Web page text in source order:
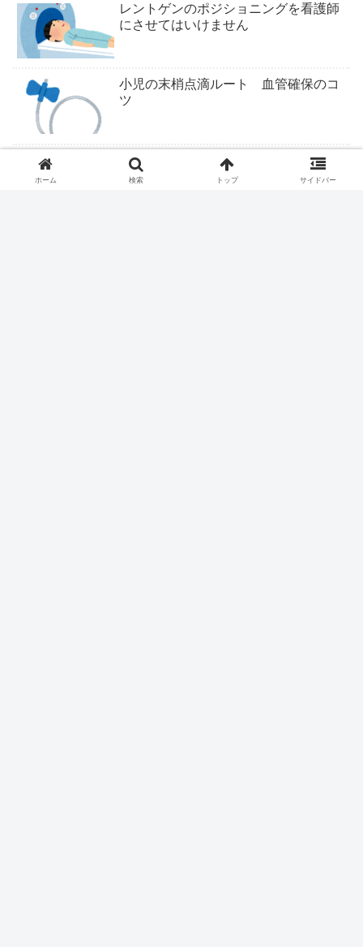
レントゲンのポジショニングを看護師
にさせてはいけません
小児の末梢点滴ルート 血管確保のコ
ツ
ついにくるか医学部定員削減
ホーム 検索 トップ サイドバー